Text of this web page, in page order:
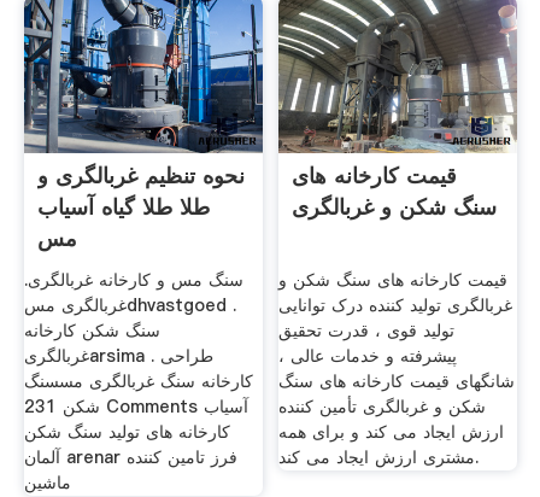
نحوه تنظیم غربالگری و
طلا طلا گیاه آسیاب
مس
سنگ مس و کارخانه غربالگری.
غربالگری مسdhvastgoed .
سنگ شکن کارخانه
غربالگریarsima . طراحی
کارخانه سنگ غربالگری مسسنگ
شکن 231 Comments آسیاب
کارخانه های تولید سنگ شکن
آلمان arenar فرز تامین کننده
ماشین
قیمت کارخانه های
سنگ شکن و غربالگری
قیمت کارخانه های سنگ شکن و
غربالگری تولید کننده درک توانایی
تولید قوی ، قدرت تحقیق
پیشرفته و خدمات عالی ،
شانگهای قیمت کارخانه های سنگ
شکن و غربالگری تأمین کننده
ارزش ایجاد می کند و برای همه
مشتری ارزش ایجاد می کند.